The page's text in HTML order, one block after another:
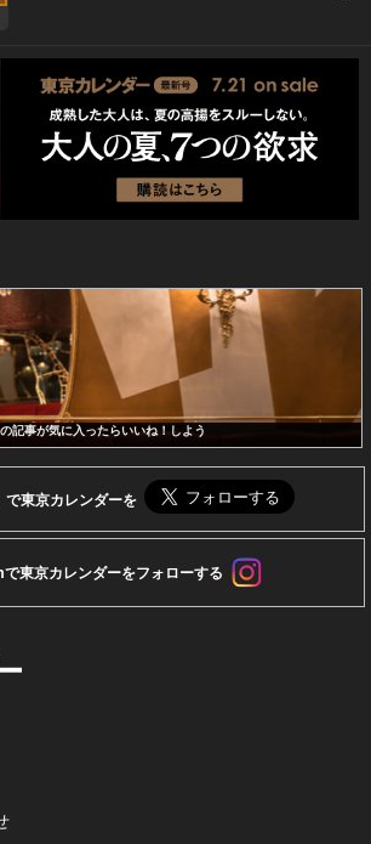
記事が気に入ったらいいね！しよう
東京カレンダーを
東京カレンダーをフォローする